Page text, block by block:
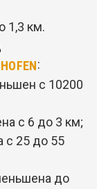
1,3 км.
:
с 10200
с 6 до 3 км;
с 25 до 55
до